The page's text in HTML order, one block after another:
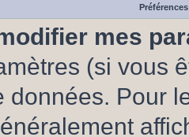
mes
(si vous
données. Pour